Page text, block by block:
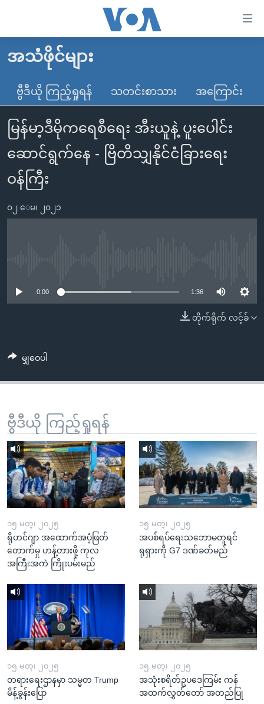
လွယ်ကူ
သည့်
Link
များ
ပင်မ
အကြောင်းအရာ
ကျော်
ကြည့်
ရှာဖွေ
နေရာ
သို့
ကျော်
ရန်
မူလစာမျက်နှာ
မြန်မာ
ကမ္ဘာ့သတင်းများ
နိုင်ငံတကာ
အမေရိကန်
တရုတ်
အစ္စရေး-ပါလက်စတိုင်း
ဗွီဒီယို
သတင်းလွတ်လပ်ခွင့်
ရပ်ဝန်းတခု လမ်းတခု အလွန်
အင်္ဂလိပ်စာလေ့လာမယ်
အမေရိကန်သုံးအီဒီယံ
အပတ်စဉ်ကဏ္ဍများ
အသံဖိုင်များ
ဗွီဒီယို ကြည့်ရှုရန် သတင်းစာသား အကြောင်း
မြန်မာ့ဒီမိုကရေစီရေး အီးယူနဲ့ ပူးပေါင်း
ဆောင်ရွက်နေ - ဗြိတိသျှနိုင်ငံခြားရေး
ဝန်ကြီး
၀၂ ေမ၊ ၂၀၂၁
0:00 1:36
တိုက်ရိုက် လင့်ခ်
မျှဝေပါ
ဗွီဒီယို ကြည့်ရှုရန်
၁၅ မတ္၊ ၂၀၂၅
ရိုဟင်ဂျာ အထောက်အပံ့ဖြတ်
တောက်မှု ဟန့်တားဖို့ ကုလ
အကြီးအကဲ ကြိုးပမ်းမည်
၁၅ မတ္၊ ၂၀၂၅
အပစ်ရပ်ရေးသဘောမတူရင်
ရုရှားကို G7 ဒဏ်ခတ်မည်
၁၅ မတ္၊ ၂၀၂၅
တရားရေးဌာနမှာ သမ္မတ Trump
မိန့်ခွန်းပြော
၁၅ မတ္၊ ၂၀၂၅
အသုံးစရိတ်ဥပဒေကြမ်း ကန်
အထက်လွှတ်တော် အတည်ပြု